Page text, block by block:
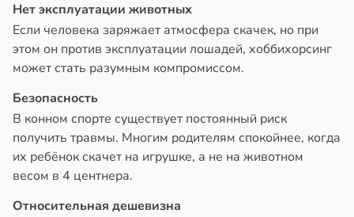
Нет эксплуатации животных
Если человека заряжает атмосфера скачек, но при
этом он против эксплуатации лошадей, хоббихорсинг
может стать разумным компромиссом.
Безопасность
В конном спорте существует постоянный риск
получить травмы. Многим родителям спокойнее, когда
их ребёнок скачет на игрушке, а не на животном
весом в 4 центнера.
Относительная дешевизна